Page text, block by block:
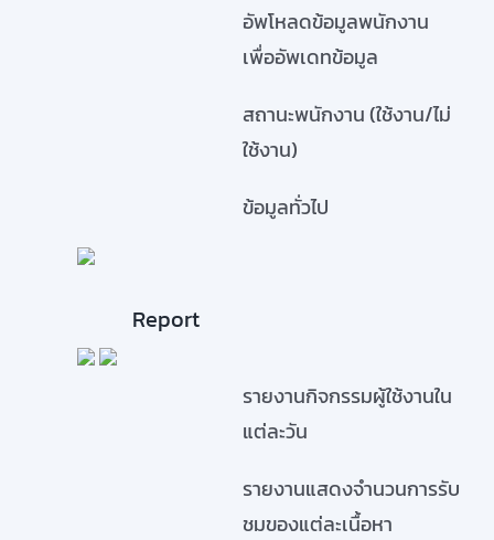
อัพโหลดข้อมูลพนักงาน
เพื่ออัพเดทข้อมูล
สถานะพนักงาน (ใช้งาน/ไม่
ใช้งาน)
ข้อมูลทั่วไป
Report
รายงานกิจกรรมผู้ใช้งานใน
แต่ละวัน
รายงานแสดงจำนวนการรับ
ชมของแต่ละเนื้อหา